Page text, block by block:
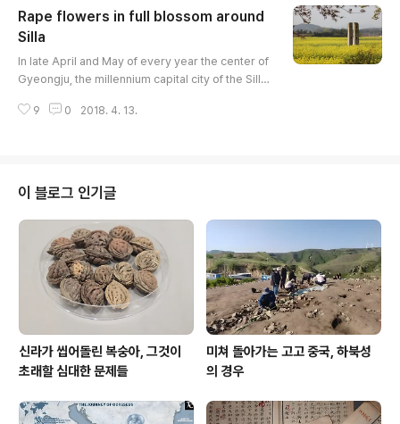
and promoting national studies by sstablishing
a national institute to train future lsaders. The ro
Rape flowers in full blossom around
Silla
In late April and May of every year the center of
Gyeongju, the millennium capital city of the Silla
oms. Cheomseongdae, the star-gazing tower o
ers the monks are on their journey to seek enlig
htenment, and.......
9 0 2018. 4. 13.
이 블로그 인기글
신라가 씹어돌린 복숭아, 그것이
초래할 심대한 문제들
미쳐 돌아가는 고고 중국, 하북성
의 경우